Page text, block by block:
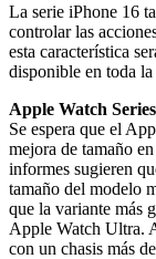
La serie iPhone 16
controlar las
esta característica
disponible en toda la
Apple Watch
Se espera que el
mejora de tamaño
informes sugieren
tamaño del modelo
que la variante más
Apple Watch Ultra.
con un chasis más